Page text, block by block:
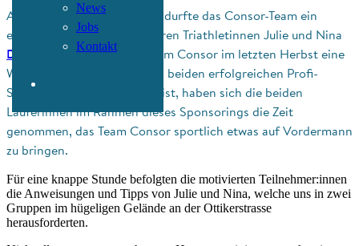
News
Jobs
Kontakt
Am Dienstag, 10. Mai 2022, durfte das Consor-Team ein
exklusives Training mit unseren Triathletinnen Julie und Nina
Derron
absolvieren. Nachdem Consor im letzten Herbst eine
Werbepartnerschaft mit den beiden erfolgreichen Profi-
Sportlerinnen eingegangen ist, haben sich die beiden
Läuferinnen im Rahmen dieses Sponsorings die Zeit
genommen, das Team Consor sportlich etwas auf Vordermann
zu bringen.
Für eine knappe Stunde befolgten die motivierten Teilnehmer:innen
die Anweisungen und Tipps von Julie und Nina, welche uns in zwei
Gruppen im hügeligen Gelände an der Ottikerstrasse
herausforderten.